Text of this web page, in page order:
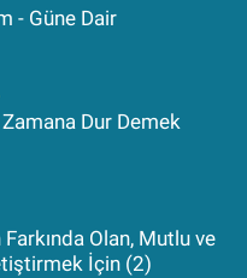
- Güne Dair
Dur Demek
Farkında Olan, Mutlu ve
İçin (2)